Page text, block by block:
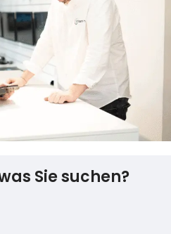
Sie suchen?